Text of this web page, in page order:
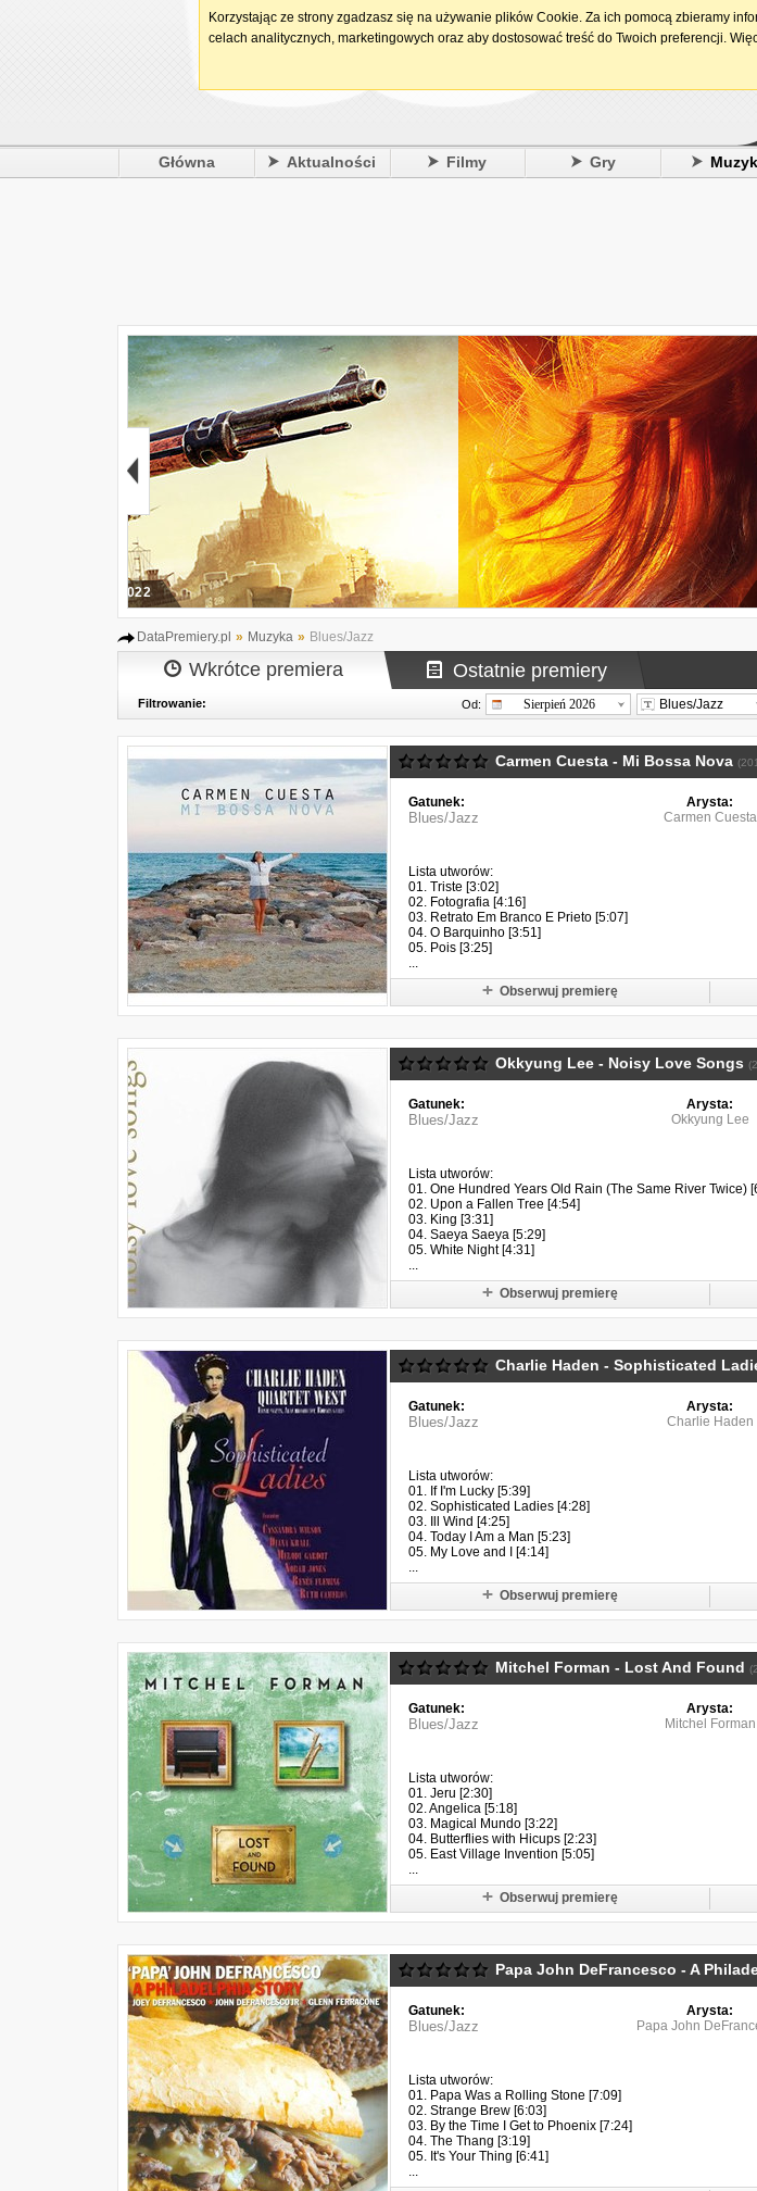
Główna Aktualności Filmy Gry
Podpalaczka Premiera: 13.05.2022
DataPremiery.pl » Muzyka » Blues/Jazz
Wkrótce premiera Ostatnie premiery
Filtrowanie: Od: Sierpień 2026 Blues/Jazz
Carmen Cuesta - Mi Bossa Nova
Gatunek:
Blues/Jazz
Arysta:
Carmen Cuesta
Lista utworów:
01. Triste [3:02]
02. Fotografia [4:16]
03. Retrato Em Branco E Prieto [5:07]
04. O Barquinho [3:51]
05. Pois [3:25]
...
Obserwuj premierę
Okkyung Lee - Noisy Love Songs
Gatunek:
Blues/Jazz
Arysta:
Okkyung Lee
Lista utworów:
01. One Hundred Years Old Rain (The Same River Twice)
02. Upon a Fallen Tree [4:54]
03. King [3:31]
04. Saeya Saeya [5:29]
05. White Night [4:31]
...
Obserwuj premierę
Charlie Haden - Sophisticated
Gatunek:
Blues/Jazz
Arysta:
Charlie Haden
Lista utworów:
01. If I'm Lucky [5:39]
02. Sophisticated Ladies [4:28]
03. Ill Wind [4:25]
04. Today I Am a Man [5:23]
05. My Love and I [4:14]
...
Obserwuj premierę
Mitchel Forman - Lost And Found
Gatunek:
Blues/Jazz
Arysta:
Mitchel Forman
Lista utworów:
01. Jeru [2:30]
02. Angelica [5:18]
03. Magical Mundo [3:22]
04. Butterflies with Hicups [2:23]
05. East Village Invention [5:05]
...
Obserwuj premierę
Papa John DeFrancesco - A
Gatunek:
Blues/Jazz
Arysta:
Papa John
Lista utworów:
01. Papa Was a Rolling Stone [7:09]
02. Strange Brew [6:03]
03. By the Time I Get to Phoenix [7:24]
04. The Thang [3:19]
05. It's Your Thing [6:41]
...
Korzystając ze strony zgadzasz się na używanie plików Cookie. Za ich pomocą zbieramy
celach analitycznych, marketingowych oraz aby dostosować treść do Twoich preferencji.